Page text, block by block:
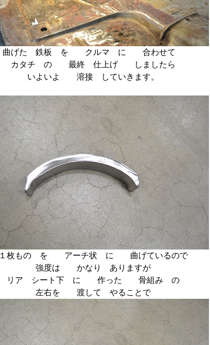
曲げた 鉄板 を クルマ に 合わせて
カタチ の 最終 仕上げ しましたら
いよいよ 溶接 していきます。
１枚もの を アーチ状 に 曲げているので
強度は かなり ありますが
リア シート下 に 作った 骨組み の
左右を 渡して やることで